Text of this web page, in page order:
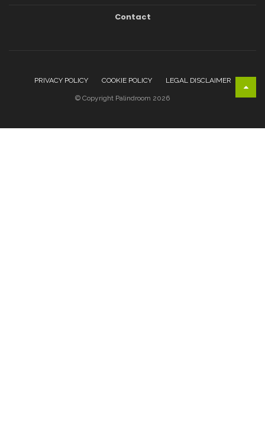
Contact
PRIVACY POLICY COOKIE POLICY LEGAL DISCLAIMER
© Copyright Palindroom 2026